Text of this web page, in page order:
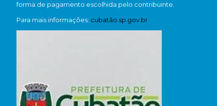
forma de pagamento escolhida pelo contribuinte.
Para mais informações: cubatão.sp.gov.br